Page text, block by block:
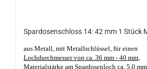
Spardosenschloss 14: 42 mm 1 Stück
aus Metall, mit Metallschlüssel, für einen
Lochdurchmesser von ca. 36 mm - 40 mm,
Materialstärke am Spardosenloch ca. 5,0 mm